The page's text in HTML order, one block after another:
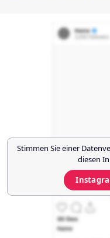
Stimmen Sie einer
diesen